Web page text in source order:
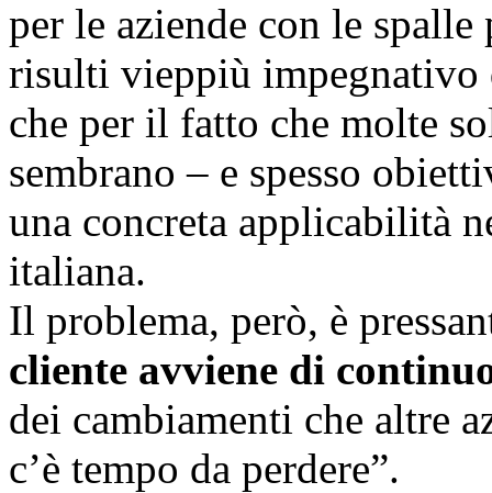
per le aziende con le spalle
risulti vieppiù impegnativo
che per il fatto che molte
sembrano – e spesso
una concreta applicabilità
italiana.
Il problema, però, è
cliente avviene di
dei cambiamenti che altre
c’è tempo da perdere”.